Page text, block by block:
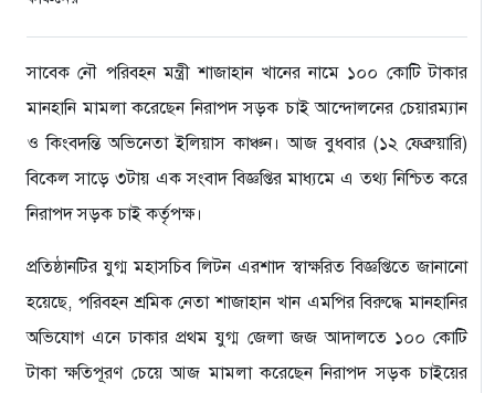
সাবেক নৌ পরিবহন মন্ত্রী শাজাহান খানের নামে ১০০ কোটি টাকার
মানহানি মামলা করেছেন নিরাপদ সড়ক চাই আন্দোলনের চেয়ারম্যান
ও কিংবদন্তি অভিনেতা ইলিয়াস কাঞ্চন। আজ বুধবার (১২ ফেব্রুয়ারি)
বিকেল সাড়ে ৩টায় এক সংবাদ বিজ্ঞপ্তির মাধ্যমে এ তথ্য নিশ্চিত করে
নিরাপদ সড়ক চাই কর্তৃপক্ষ।
প্রতিষ্ঠানটির যুগ্ম মহাসচিব লিটন এরশাদ স্বাক্ষরিত বিজ্ঞপ্তিতে জানানো
হয়েছে, পরিবহন শ্রমিক নেতা শাজাহান খান এমপির বিরুদ্ধে মানহানির
অভিযোগ এনে ঢাকার প্রথম যুগ্ম জেলা জজ আদালতে ১০০ কোটি
টাকা ক্ষতিপূরণ চেয়ে আজ মামলা করেছেন নিরাপদ সড়ক চাইয়ের